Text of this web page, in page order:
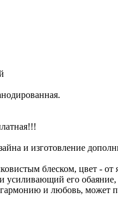
и изготовление
блеском, цвет -
его
и любовь,